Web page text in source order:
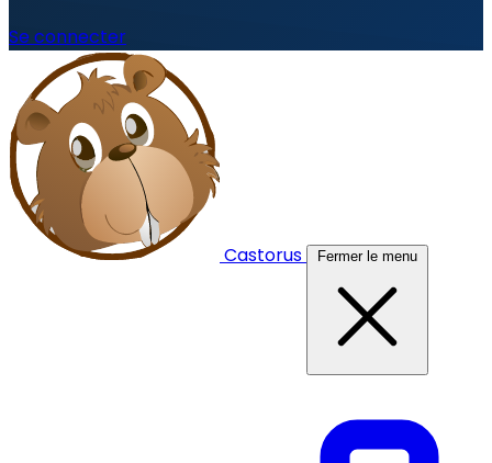
Se connecter
Castorus Fermer le menu